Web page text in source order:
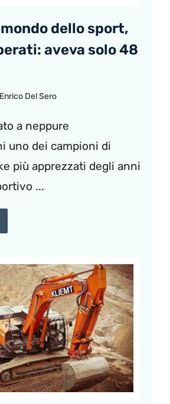
dello sport,
aveva solo 48
Enrico Del Sero
a neppure
uno dei campioni di
più apprezzati degli anni
...